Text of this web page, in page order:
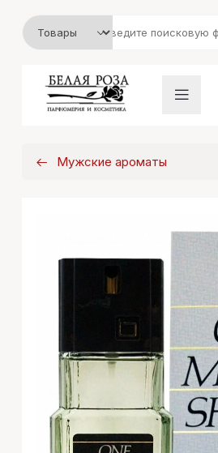
Мужские ароматы